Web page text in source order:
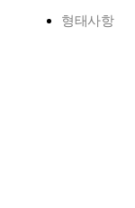
형태사항